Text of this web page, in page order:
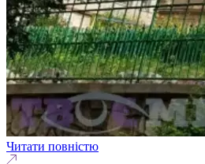
Читати повністю